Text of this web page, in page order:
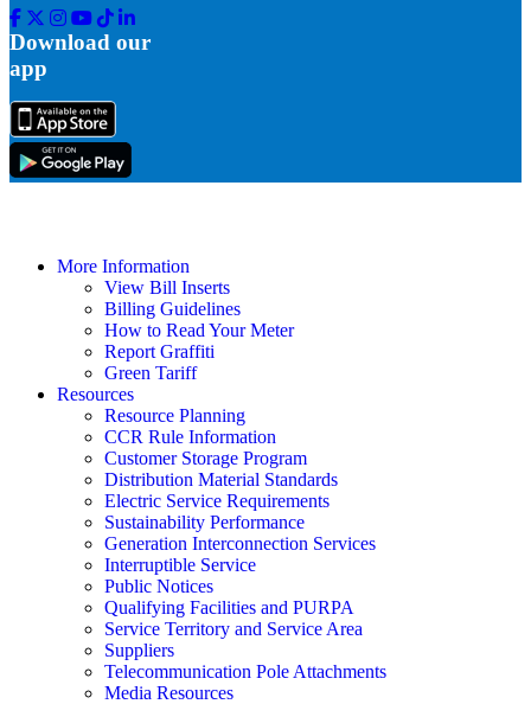
Facebook
Twitter
Instagram
Youtube
Tik
Tok
Linkedin
Download our
app
More Information
View Bill Inserts
Billing Guidelines
How to Read Your Meter
Report Graffiti
Green Tariff
Resources
Resource Planning
CCR Rule Information
Customer Storage Program
Distribution Material Standards
Electric Service Requirements
Sustainability Performance
Generation Interconnection Services
Interruptible Service
Public Notices
Qualifying Facilities and PURPA
Service Territory and Service Area
Suppliers
Telecommunication Pole Attachments
Media Resources